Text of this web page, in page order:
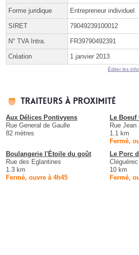
Forme juridique Entrepreneur individuel
SIRET 79049239100012
N° TVA Intra. FR39790492391
Création 1 janvier 2013
Éditer les
Traiteurs à proximité
Aux Délices Pontivyens
Rue General de Gaulle
82 mètres
Le Boeuf
Rue Jean
1.1 km
Fermé,
Boulangerie l'Étoile du goût
Rue des Eglantines
1.3 km
Fermé, ouvre à 4h45
Le Porc
Cléguérec
10 km
Fermé,